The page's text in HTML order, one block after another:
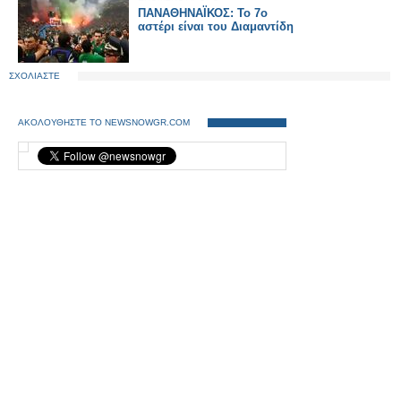
ΠΑΝΑΘΗΝΑΪΚΟΣ: Το 7ο
αστέρι είναι του Διαμαντίδη
ΣΧΟΛΙΑΣΤΕ
ΑΚΟΛΟΥΘΗΣΤΕ ΤΟ NEWSNOWGR.COM